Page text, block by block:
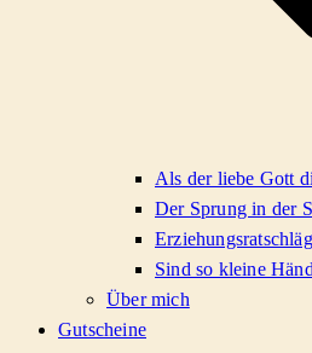
Als der liebe Gott
Der Sprung in der
Sind so kleine
Über mich
Gutscheine